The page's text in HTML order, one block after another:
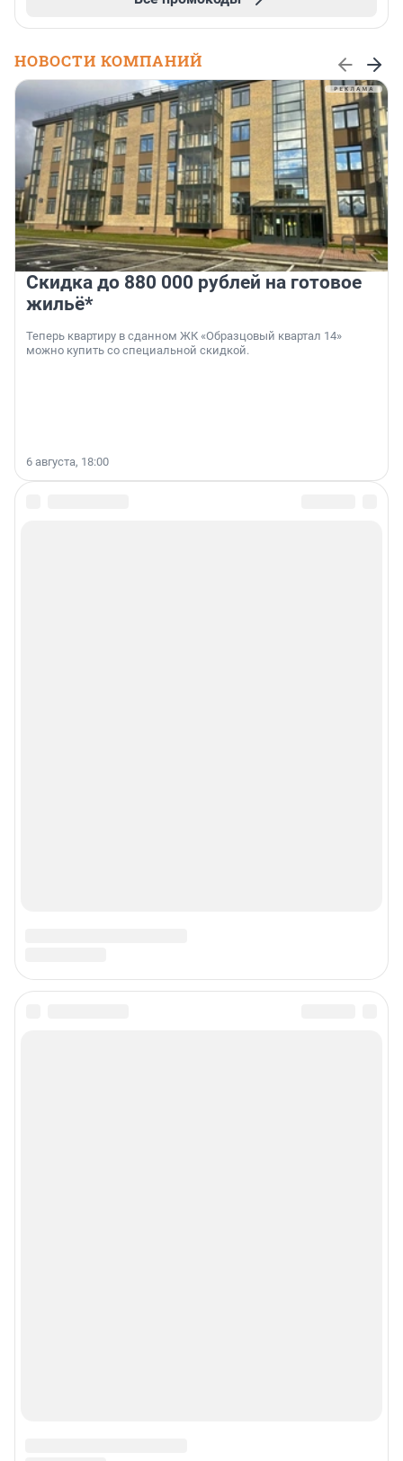
НОВОСТИ КОМПАНИЙ
Скидка до 880 000 рублей на готовое
жильё*
Теперь квартиру в сданном ЖК «Образцовый квартал 14»
можно купить со специальной скидкой.
6 августа, 18:00